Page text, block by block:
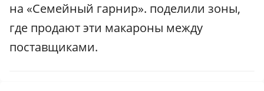
на «Семейный гарнир». поделили зоны,
где продают эти макароны между
поставщиками.